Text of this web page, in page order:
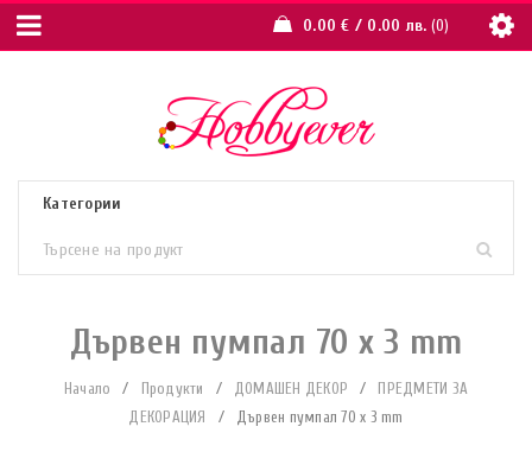
0.00€ / 0.00 лв. 0
Дървен пумпал 70 x 3 mm
Начало / Продукти / ДОМАШЕН ДЕКОР /
ПРЕДМЕТИ ЗА
ДЕКОРАЦИЯ
/ Дървен пумпал 70 x 3 mm